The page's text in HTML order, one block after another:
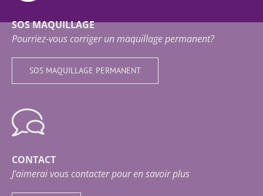
SOS MAQUILLAGE
Pourriez-vous corriger un maquillage permanent?
SOS MAQUILLAGE PERMANENT
CONTACT
J’aimerai vous contacter pour en savoir plus